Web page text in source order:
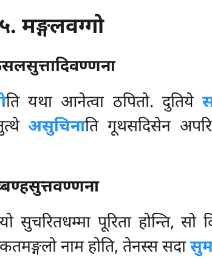
मङ्गलवग्गो
ति यथा आनेत्वा ठपितो. दुतिये
असुचिनाति गूथसदिसेन
सुचरितधम्मा पूरिता होन्ति, सो
नाम होति, तेनस्स सदा